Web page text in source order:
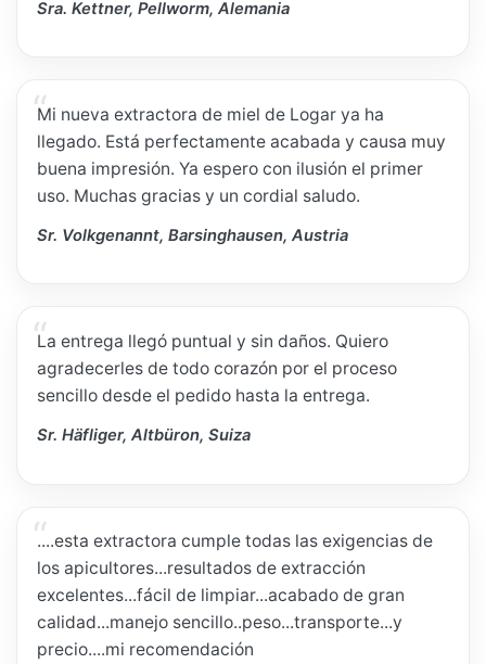
Sra. Kettner, Pellworm, Alemania
Mi nueva extractora de miel de Logar ya ha
llegado. Está perfectamente acabada y causa muy
buena impresión. Ya espero con ilusión el primer
uso. Muchas gracias y un cordial saludo.
Sr. Volkgenannt, Barsinghausen, Austria
La entrega llegó puntual y sin daños. Quiero
agradecerles de todo corazón por el proceso
sencillo desde el pedido hasta la entrega.
Sr. Häfliger, Altbüron, Suiza
....esta extractora cumple todas las exigencias de
los apicultores...resultados de extracción
excelentes...fácil de limpiar...acabado de gran
calidad...manejo sencillo..peso...transporte...y
precio....mi recomendación